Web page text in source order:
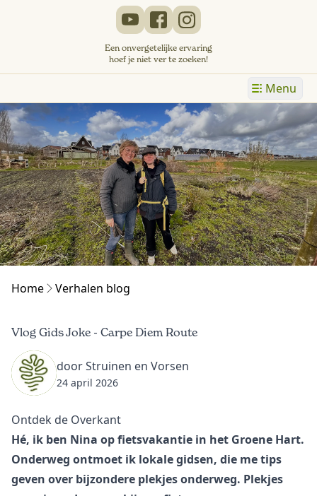
Een onvergetelijke ervaring
hoef je niet ver te zoeken!
Menu
Home Verhalen blog
Vlog Gids Joke - Carpe Diem Route
door Struinen en Vorsen
24 april 2026
Ontdek de Overkant
Hé, ik ben Nina op fietsvakantie in het Groene Hart.
Onderweg ontmoet ik lokale gidsen, die me tips
geven over bijzondere plekjes onderweg. Plekjes